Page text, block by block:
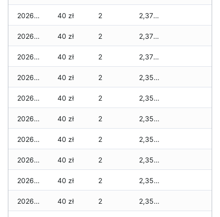
2026-04-15 40 zł 2 2,375 zł
2026-04-14 40 zł 2 2,375 zł
2026-04-13 40 zł 2 2,375 zł
2026-04-12 40 zł 2 2,355 zł
2026-04-11 40 zł 2 2,355 zł
2026-04-10 40 zł 2 2,355 zł
2026-04-09 40 zł 2 2,355 zł
2026-04-08 40 zł 2 2,355 zł
2026-04-07 40 zł 2 2,355 zł
2026-04-06 40 zł 2 2,355 zł